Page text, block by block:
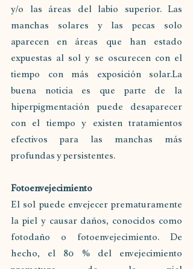
y/o las áreas del labio superior. Las
manchas solares y las pecas solo
aparecen en áreas que han estado
expuestas al sol y se oscurecen con el
tiempo con más exposición solar.La
buena noticia es que parte de la
hiperpigmentación puede desaparecer
con el tiempo y existen tratamientos
efectivos para las manchas más
profundas y persistentes.
Fotoenvejecimiento
El sol puede envejecer prematuramente
la piel y causar daños, conocidos como
fotodaño o fotoenvejecimiento. De
hecho, el 80 % del envejecimiento